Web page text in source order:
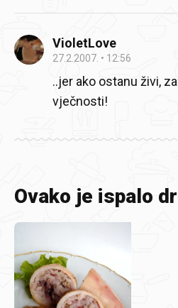
VioletLove
27.2.2007. 12:56
..jer ako ostanu živi,
vječnosti!
Ovako je ispalo